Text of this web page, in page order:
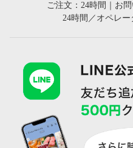
ご注文：24時間｜お
24時間／オペレー